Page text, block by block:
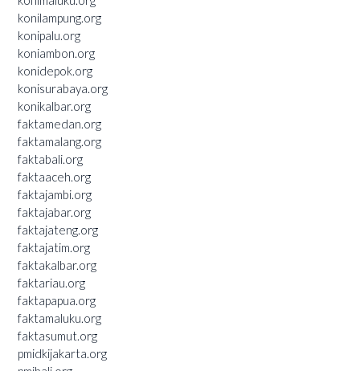
konilampung.org
konipalu.org
koniambon.org
konidepok.org
konisurabaya.org
konikalbar.org
faktamedan.org
faktamalang.org
faktabali.org
faktaaceh.org
faktajambi.org
faktajabar.org
faktajateng.org
faktajatim.org
faktakalbar.org
faktariau.org
faktapapua.org
faktamaluku.org
faktasumut.org
pmidkijakarta.org